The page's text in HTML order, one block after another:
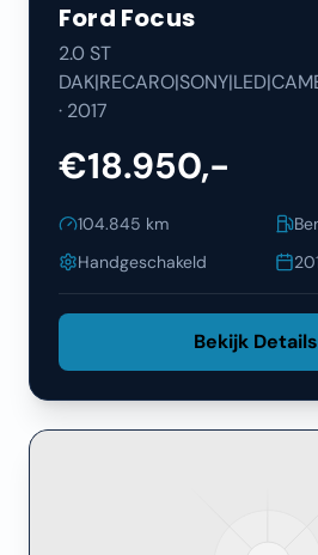
Ford Focus
2.0 ST
· 2017
€18.950,-
104.845 km
Handgeschakeld
Bekijk Details